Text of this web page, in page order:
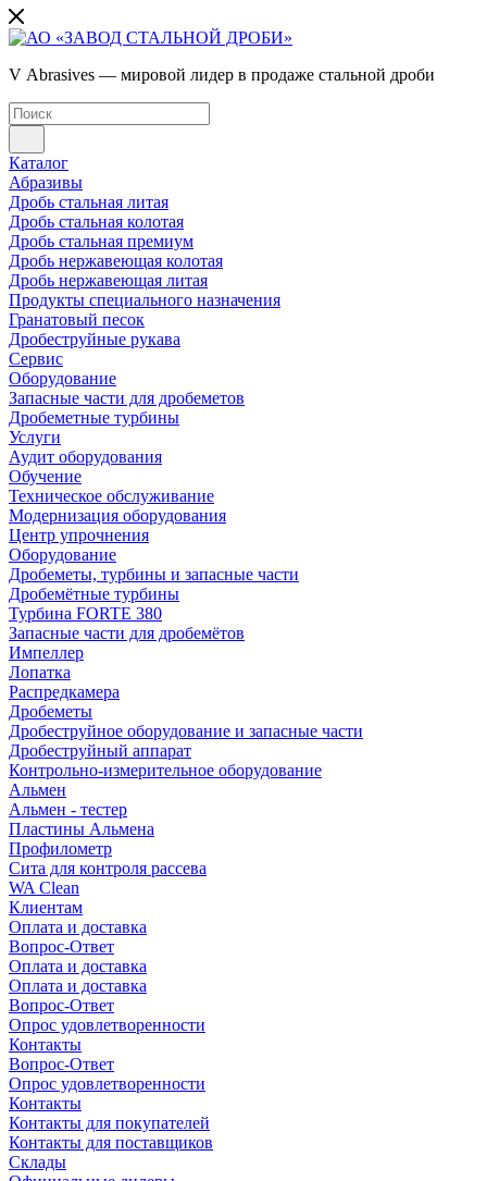
V Abrasives — мировой лидер в продаже стальной дроби
Каталог
Абразивы
Дробь стальная литая
Дробь стальная колотая
Дробь стальная премиум
Дробь нержавеющая колотая
Дробь нержавеющая литая
Продукты специального назначения
Гранатовый песок
Дробеструйные рукава
Сервис
Оборудование
Запасные части для дробеметов
Дробеметные турбины
Услуги
Аудит оборудования
Обучение
Техническое обслуживание
Модернизация оборудования
Центр упрочнения
Оборудование
Дробеметы, турбины и запасные части
Дробемётные турбины
Турбина FORTE 380
Запасные части для дробемётов
Импеллер
Лопатка
Распредкамера
Дробеметы
Дробеструйное оборудование и запасные части
Дробеструйный аппарат
Контрольно-измерительное оборудование
Альмен
Альмен - тестер
Пластины Альмена
Профилометр
Сита для контроля рассева
WA Clean
Клиентам
Оплата и доставка
Вопрос-Ответ
Оплата и доставка
Оплата и доставка
Вопрос-Ответ
Опрос удовлетворенности
Контакты
Вопрос-Ответ
Опрос удовлетворенности
Контакты
Контакты для покупателей
Контакты для поставщиков
Склады